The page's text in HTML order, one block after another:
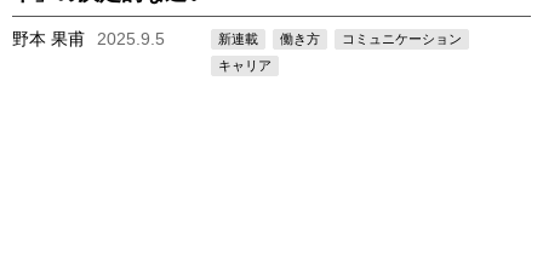
野本 果甫 2025.9.5 新連載 働き方
コミュニケーション
キャリア